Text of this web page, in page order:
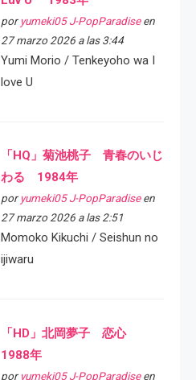
por yumeki05 J-PopParadiseen
27 marzo 2026 a las 3:44
Yumi Morio / Tenkeyoho wa I
love U
「HQ」菊池桃子 青春のいじ
わる 1984年
por yumeki05 J-PopParadiseen
27 marzo 2026 a las 2:51
Momoko Kikuchi / Seishun no
ijiwaru
「HD」北岡夢子 恋心
1988年
por yumeki05 J-PopParadiseen